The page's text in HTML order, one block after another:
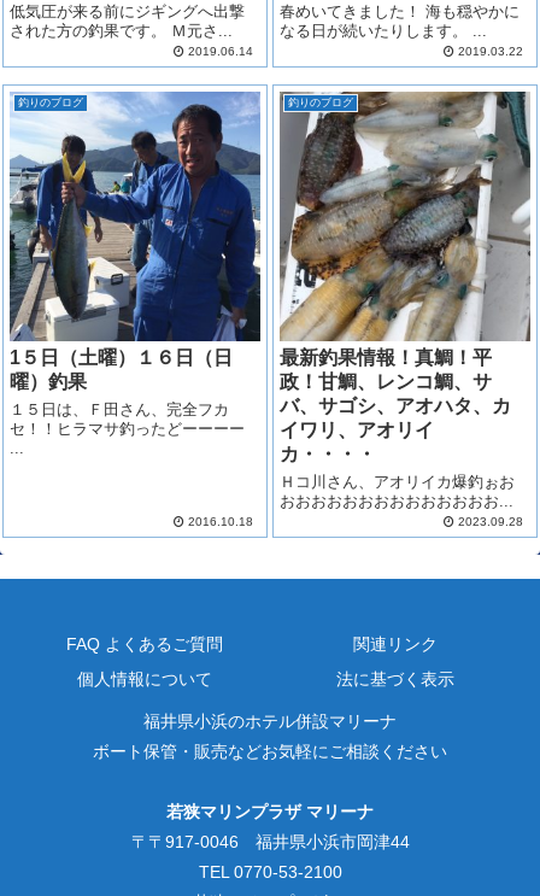
低気圧が来る前にジギングへ出撃
された方の釣果です。 Ｍ元さ...
2019.06.14
春めいてきました！ 海も穏やかに
なる日が続いたりします。 ...
2019.03.22
釣りのブログ
1５日（土曜）１６日（日
曜）釣果
１５日は、Ｆ田さん、完全フカ
セ！！ヒラマサ釣ったどーーーー
...
2016.10.18
釣りのブログ
最新釣果情報！真鯛！平
政！甘鯛、レンコ鯛、サ
バ、サゴシ、アオハタ、カ
イワリ、アオリイ
カ・・・・
Ｈコ川さん、アオリイカ爆釣ぉお
おおおおおおおおおおおおおお...
2023.09.28
FAQ よくあるご質問
関連リンク
個人情報について
法に基づく表示
福井県小浜のホテル併設マリーナ
ボート保管・販売などお気軽にご相談ください
若狭マリンプラザ マリーナ
〒〒917-0046 福井県小浜市岡津44
TEL 0770-53-2100